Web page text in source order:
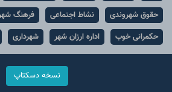
حقوق شهروندی
نشاط اجتماعی فرهنگ
حکمرانی خوب
اداره ارزان شهر شهرداری
نسخه دسکتاپ